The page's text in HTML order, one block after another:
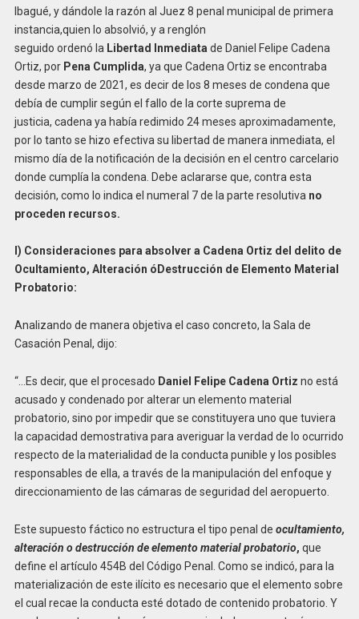
Ibagué, y dándole la razón al Juez 8 penal municipal de primera
instancia,quien lo absolvió, y a renglón
seguido ordenó la Libertad Inmediata de Daniel Felipe Cadena
Ortiz, por Pena Cumplida, ya que Cadena Ortiz se encontraba
desde marzo de 2021, es decir de los 8 meses de condena que
debía de cumplir según el fallo de la corte suprema de
justicia, cadena ya había redimido 24 meses aproximadamente,
por lo tanto se hizo efectiva su libertad de manera inmediata, el
mismo día de la notificación de la decisión en el centro carcelario
donde cumplía la condena. Debe aclararse que, contra esta
decisión, como lo indica el numeral 7 de la parte resolutiva no
proceden recursos.
I) Consideraciones para absolver a Cadena Ortiz del delito de
Ocultamiento, Alteración ó Destrucción de Elemento Material
Probatorio:
Analizando de manera objetiva el caso concreto, la Sala de
Casación Penal, dijo:
“…Es decir, que el procesado Daniel Felipe Cadena Ortiz no está
acusado y condenado por alterar un elemento material
probatorio, sino por impedir que se constituyera uno que tuviera
la capacidad demostrativa para averiguar la verdad de lo ocurrido
respecto de la materialidad de la conducta punible y los posibles
responsables de ella, a través de la manipulación del enfoque y
direccionamiento de las cámaras de seguridad del aeropuerto.
Este supuesto fáctico no estructura el tipo penal de ocultamiento,
alteración o destrucción de elemento material probatorio, que
define el artículo 454B del Código Penal. Como se indicó, para la
materialización de este ilícito es necesario que el elemento sobre
el cual recae la conducta esté dotado de contenido probatorio. Y